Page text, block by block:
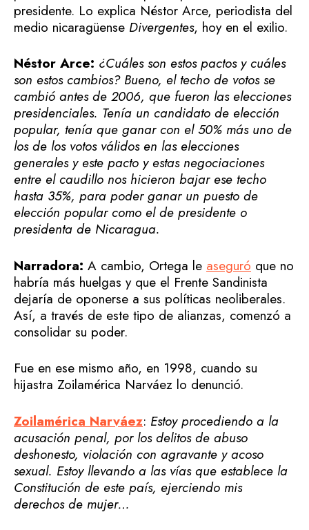
presidente. Lo explica Néstor Arce, periodista del
medio nicaragüense Divergentes, hoy en el exilio.
Néstor Arce: ¿Cuáles son estos pactos y cuáles
son estos cambios? Bueno, el techo de votos se
cambió antes de 2006, que fueron las elecciones
presidenciales. Tenía un candidato de elección
popular, tenía que ganar con el 50% más uno de
los de los votos válidos en las elecciones
generales y este pacto y estas negociaciones
entre el caudillo nos hicieron bajar ese techo
hasta 35%, para poder ganar un puesto de
elección popular como el de presidente o
presidenta de Nicaragua.
Narradora: A cambio, Ortega le aseguró que no
habría más huelgas y que el Frente Sandinista
dejaría de oponerse a sus políticas neoliberales.
Así, a través de este tipo de alianzas, comenzó a
consolidar su poder.
Fue en ese mismo año, en 1998, cuando su
hijastra Zoilamérica Narváez lo denunció.
Zoilamérica Narváez: Estoy procediendo a la
acusación penal, por los delitos de abuso
deshonesto, violación con agravante y acoso
sexual. Estoy llevando a las vías que establece la
Constitución de este país, ejerciendo mis
derechos de mujer…